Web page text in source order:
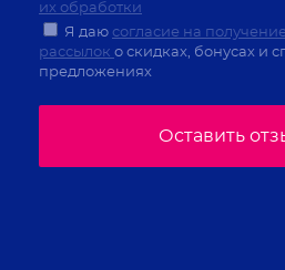
их обработки
Я даю согласие на
рассылок о скидках, бонусах и
предложениях
Оставить